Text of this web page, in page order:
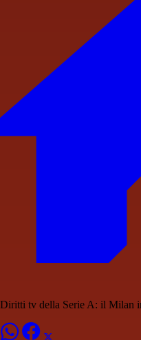
Diritti tv della Serie A: il Milan